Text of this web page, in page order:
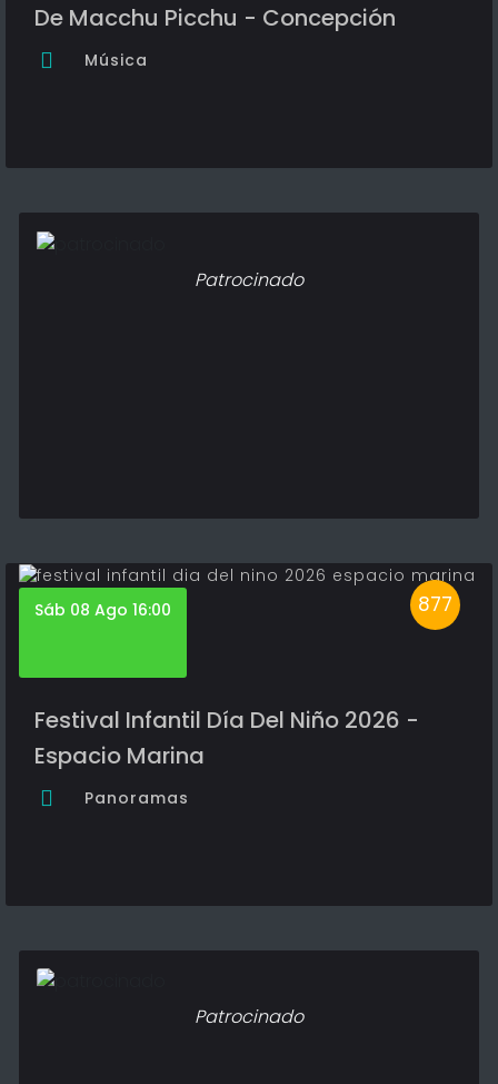
De Macchu Picchu - Concepción
Música
Patrocinado
877
Sáb 08 Ago 16:00
Festival Infantil Día Del Niño 2026 -
Espacio Marina
Panoramas
Patrocinado